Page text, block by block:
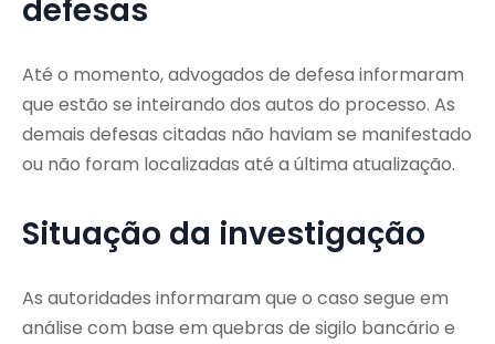
defesas
Até o momento, advogados de defesa informaram
que estão se inteirando dos autos do processo. As
demais defesas citadas não haviam se manifestado
ou não foram localizadas até a última atualização.
Situação da investigação
As autoridades informaram que o caso segue em
análise com base em quebras de sigilo bancário e